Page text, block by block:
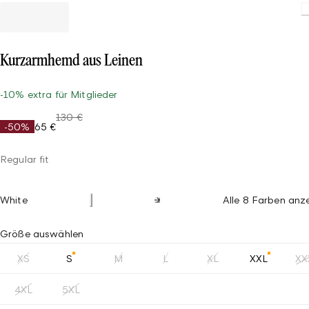
Kurzarmhemd aus Leinen
-10% extra für Mitglieder
-50% 65 €
130 €
Regular fit
White Alle 8 Farben
Größe auswählen
XS S M L XL XXL
4XL 5XL